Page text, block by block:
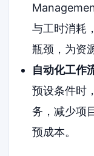
与工时消耗
瓶颈，为资
自动化工作
预设条件时
务，减少项
预成本。